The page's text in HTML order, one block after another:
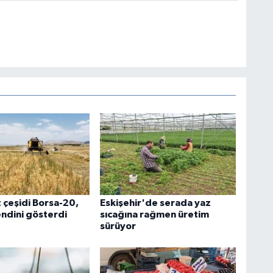
çeşidi Borsa-20,
gösterdi
Eskişehir'de serada yaz
sıcağına rağmen üretim
sürüyor